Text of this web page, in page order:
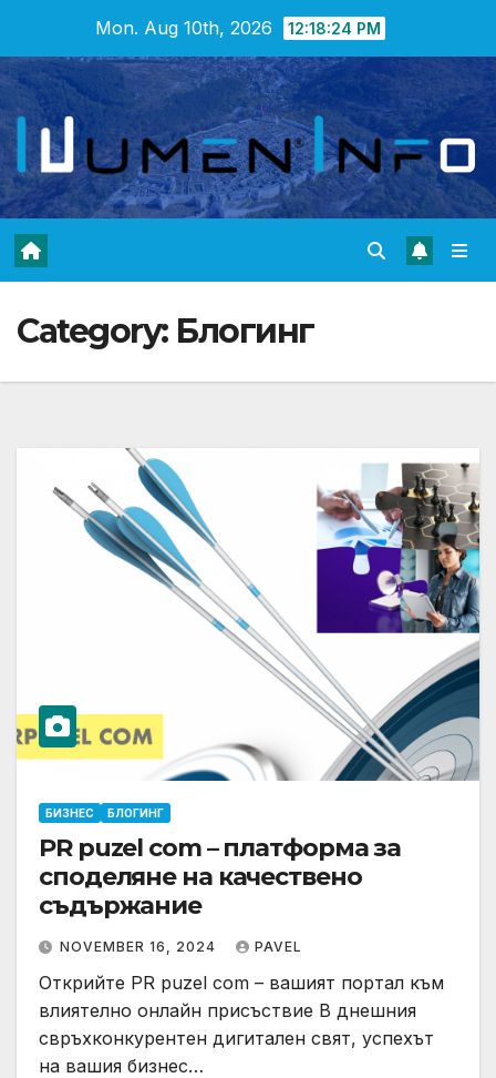
content
Mon. Aug 10th, 2026 12:18:25 PM
Category: Блогинг
БИЗНЕС БЛОГИНГ
PR puzel com – платформа за
споделяне на качествено
съдържание
NOVEMBER 16, 2024 PAVEL
Открийте PR puzel com – вашият портал към
влиятелно онлайн присъствие В днешния
свръхконкурентен дигитален свят, успехът
на вашия бизнес…